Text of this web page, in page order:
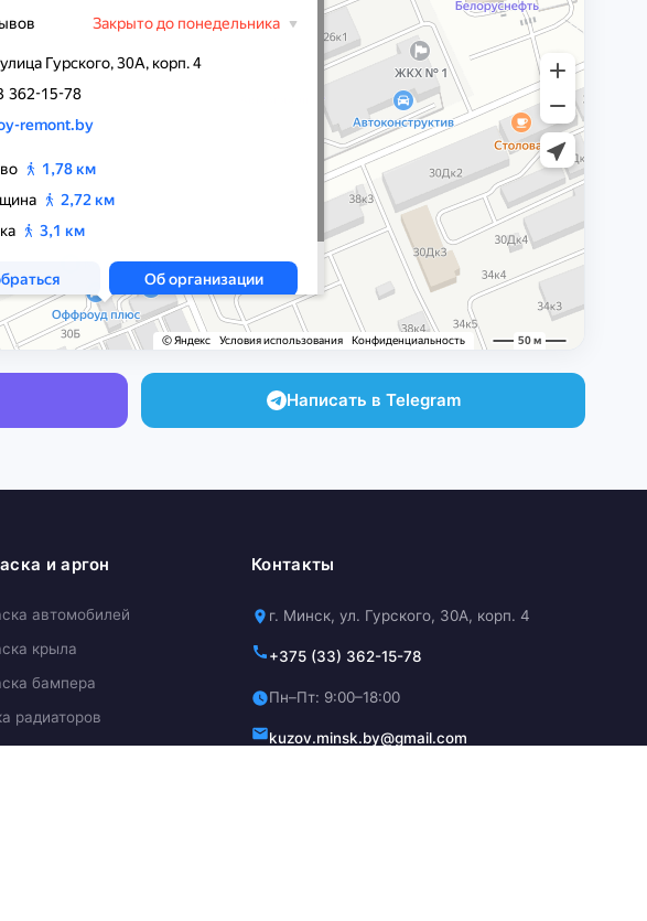
Написать в Telegram
и аргон
автомобилей
крыла
бампера
радиаторов
дисков аргоном
Контакты
г. Минск, ул. Гурского, 30А, корп. 4
+375 (33) 362-15-78
Пн–Пт: 9:00–18:00
kuzov.minsk.by@gmail.com